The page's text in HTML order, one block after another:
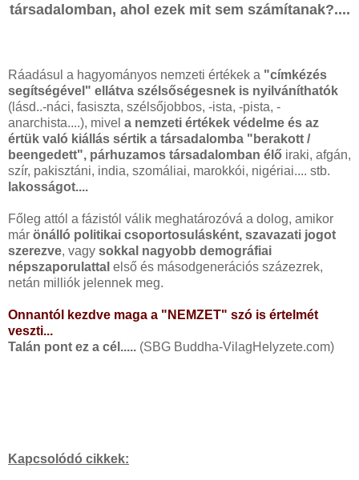
társadalomban, ahol ezek mit sem számítanak?....
Ráadásul a hagyományos nemzeti értékek a "címkézés
segítségével" ellátva szélsőségesnek is nyilváníthatók
(lásd..-náci, fasiszta, szélsőjobbos, -ista, -pista, -
anarchista....), mivel a nemzeti értékek védelme és az
értük való kiállás sértik a társadalomba "berakott /
beengedett", párhuzamos társadalomban élő iraki, afgán,
szír, pakisztáni, india, szomáliai, marokkói, nigériai.... stb.
lakosságot....
Főleg attól a fázistól válik meghatározóvá a dolog, amikor
már önálló politikai csoportosulásként, szavazati jogot
szerezve, vagy sokkal nagyobb demográfiai
népszaporulattal első és másodgenerációs százezrek,
netán milliók jelennek meg.
Onnantól kezdve maga a "NEMZET" szó is értelmét
veszti...
Talán pont ez a cél..... (SBG Buddha-VilagHelyzete.com)
Kapcsolódó cikkek: